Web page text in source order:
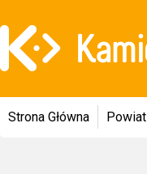
Strona Główna Powiat